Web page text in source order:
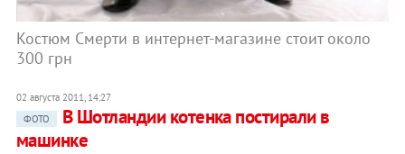
Костюм Смерти в интернет-магазине стоит около
300 грн
02 августа 2011, 14:27
ФОТО
В Шотландии котенка постирали в
машинке